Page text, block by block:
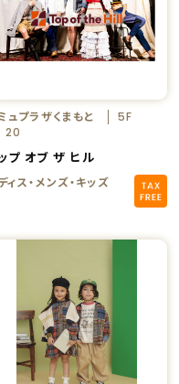
ュプラザくまもと
5F
20
プ オブ ザ ヒル
ィス・メンズ・キッズ